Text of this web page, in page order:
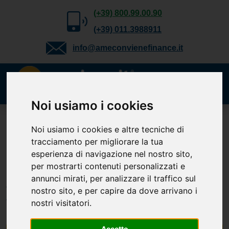
Noi usiamo i cookies
Noi usiamo i cookies e altre tecniche di
tracciamento per migliorare la tua
esperienza di navigazione nel nostro sito,
per mostrarti contenuti personalizzati e
annunci mirati, per analizzare il traffico sul
nostro sito, e per capire da dove arrivano i
nostri visitatori.
(+39) 800.99.00.90
(+39) 011.3988911
info@ameconvienefinance.it
Richiedi gratuitamente
il tuo preventivo
Cessione del Quinto, Delega, Prestito
Personale, TFS e Mutuo. Verifica la
tua
fattibilità.